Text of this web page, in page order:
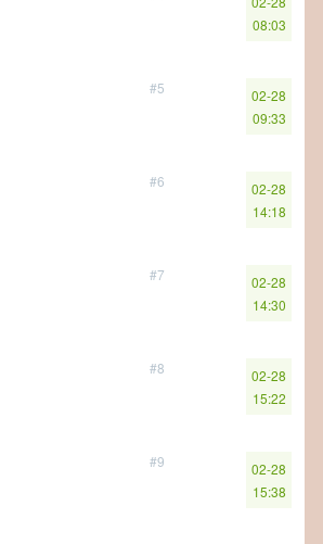
08:03
#5
02-28
09:33
#6
02-28
14:18
#7
02-28
14:30
#8
02-28
15:22
#9
02-28
15:38